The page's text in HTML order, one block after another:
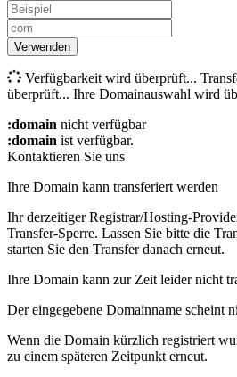
Verwenden
Verfügbarkeit wird überprüft...
überprüft... Ihre Domainauswahl wird
:domain nicht verfügbar
:domain ist verfügbar.
Kontaktieren Sie uns
Ihre Domain kann transferiert werden
Ihr derzeitiger Registrar/Hosting-
Transfer-Sperre. Lassen Sie bitte die
starten Sie den Transfer danach erneut.
Ihre Domain kann zur Zeit leider nicht
Der eingegebene Domainname scheint
Wenn die Domain kürzlich registriert
zu einem späteren Zeitpunkt erneut.